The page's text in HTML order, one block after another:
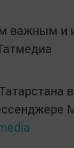
важным и
в